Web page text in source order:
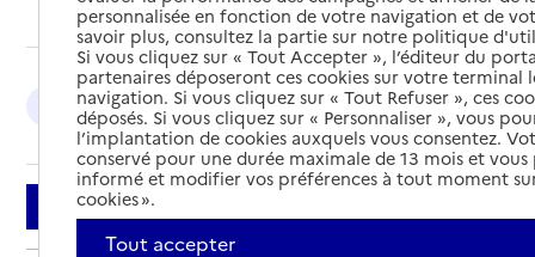
Besançon : 3 Montbéliard : 2
Filtrer
personnalisée en fonction de votre navigation et de
savoir plus, consultez la partie sur notre politique
Si vous cliquez sur « Tout Accepter », l’éditeur du
partenaires déposeront ces cookies sur votre terminal
navigation. Si vous cliquez sur « Tout Refuser », ces
déposés. Si vous cliquez sur « Personnaliser », vous
l’implantation de cookies auxquels vous consentez.
conservé pour une durée maximale de 13 mois et
informé et modifier vos préférences à tout moment
cookies ».
Tout accepter